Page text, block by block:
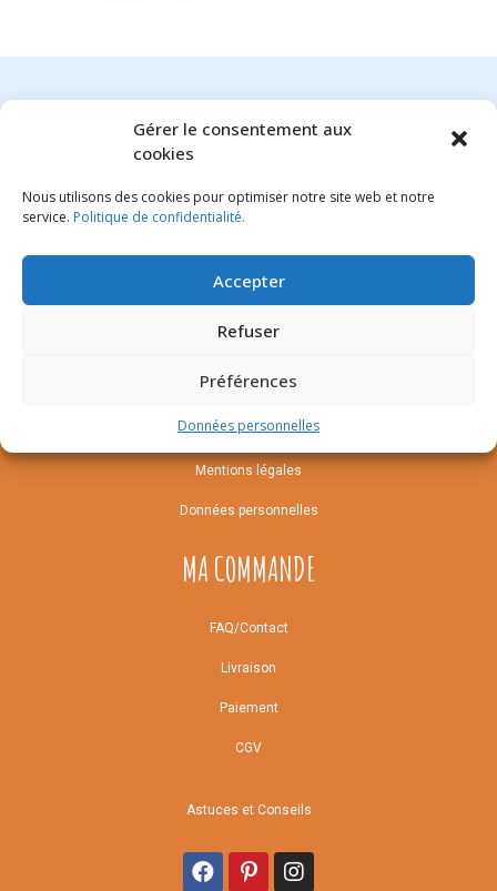
Gérer le consentement aux
cookies
Nous utilisons des cookies pour optimiser notre site web et notre
service. Politique de confidentialité.
Accepter
Refuser
Préférences
Données personnelles
Aucun produit trouvé
FLORE ET JEANNE
Notre histoire
Mentions légales
Données personnelles
MA COMMANDE
FAQ/Contact
Livraison
Paiement
CGV
Astuces et Conseils